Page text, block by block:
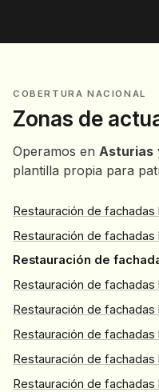
COBERTURA NACIONAL
Zonas de
Operamos en Asturias
plantilla propia para
Restauración de
Restauración de
Restauración de
Restauración de
Restauración de fachadas
Restauración de
Restauración de
Restauración de